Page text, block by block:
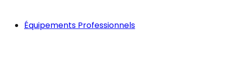
Équipements Professionnels